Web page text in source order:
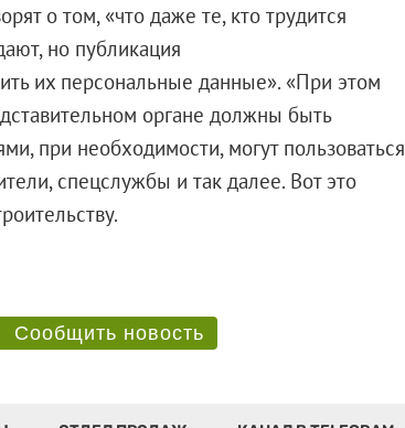
о том, «что даже те, кто трудится
но публикация
их персональные данные». «При этом
органе должны быть
при необходимости, могут пользоваться
спецслужбы и так далее. Вот это
Сообщить новость